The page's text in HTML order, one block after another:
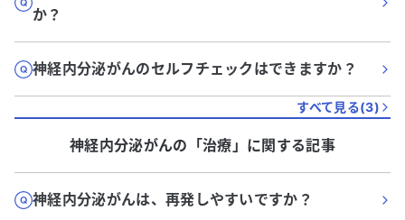
か？
神経内分泌がんのセルフチェックはできますか？
すべて見る(3)
神経内分泌がんの「治療 」に関する記事
神経内分泌がんは、再発しやすいですか？